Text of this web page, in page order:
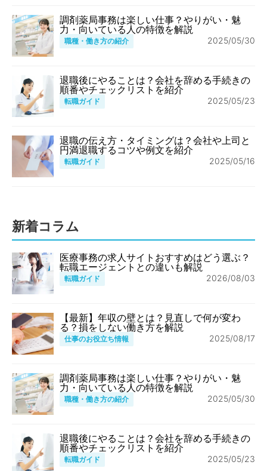
調剤薬局事務は楽しい仕事？やりがい・魅
力・向いている人の特徴を解説
職種・働き方の紹介 2025/05/30
退職後にやることは？会社を辞める手続きの
順番やチェックリストを紹介
転職ガイド 2025/05/23
退職の伝え方・タイミングは？会社や上司と
円満退職するコツや例文を紹介
転職ガイド 2025/05/16
新着コラム
医療事務の求人サイトおすすめはどう選ぶ？
転職エージェントとの違いも解説
転職ガイド 2026/08/03
【最新】年収の壁とは？見直しで何が変わ
る？損をしない働き方を解説
仕事のお役立ち情報 2025/08/17
調剤薬局事務は楽しい仕事？やりがい・魅
力・向いている人の特徴を解説
職種・働き方の紹介 2025/05/30
退職後にやることは？会社を辞める手続きの
順番やチェックリストを紹介
転職ガイド 2025/05/23